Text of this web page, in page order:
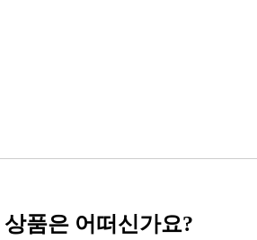
상품은 어떠신가요?